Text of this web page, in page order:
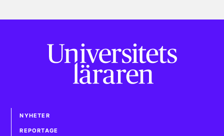
NYHETER
REPORTAGE